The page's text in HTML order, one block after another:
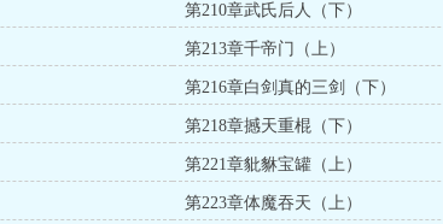
第210章武氏后人（下）
第213章千帝门（上）
第216章白剑真的三剑（下）
第218章撼天重棍（下）
第221章豼貅宝罐（上）
第223章体魔吞天（上）